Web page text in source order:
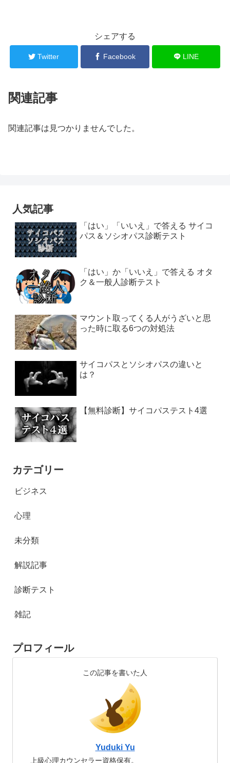
シェアする
Twitter Facebook LINE
関連記事
関連記事は見つかりませんでした。
人気記事
「はい」「いいえ」で答える サイコ
パス＆ソシオパス診断テスト
「はい」か「いいえ」で答える オタ
ク＆一般人診断テスト
マウント取ってくる人がうざいと思
った時に取る6つの対処法
サイコパスとソシオパスの違いと
は？
【無料診断】サイコパステスト4選
カテゴリー
ビジネス
心理
未分類
解説記事
診断テスト
雑記
プロフィール
この記事を書いた人
Yuduki Yu
上級心理カウンセラー資格保有。